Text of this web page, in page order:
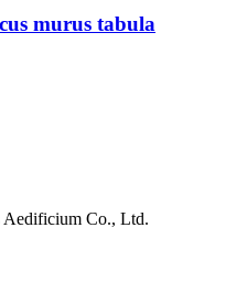
murus tabula
Aedificium Co., Ltd.